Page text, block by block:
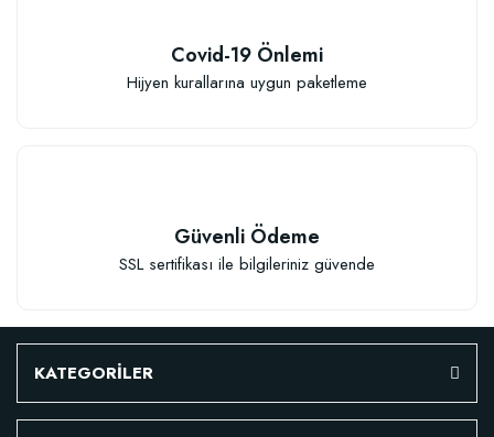
Covid-19 Önlemi
Hijyen kurallarına uygun paketleme
Güvenli Ödeme
SSL sertifikası ile bilgileriniz güvende
KATEGORİLER